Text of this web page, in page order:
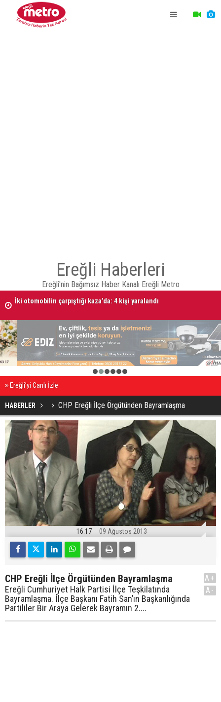
Ereğli Haberleri
Ereğli'nin Bağımsız Haber Kanalı Ereğli Metro
İki otomobilin çarpıştığı kaza’da: 4 kişi yaralandı
Taşlı bıçaklı kavga: 4 yaralı
2 3 4 5 6
Ereğli’yi Canlı İzle
HABERLER CHP Ereğli İlçe Örgütünden Bayramlaşma
16:17 09 Ağustos 2013
CHP Ereğli İlçe Örgütünden Bayramlaşma
Ereğli Cumhuriyet Halk Partisi İlçe Teşkilatında
Bayramlaşma. İlçe Başkanı Fatih San’ın Başkanlığında
Partililer Bir Araya Gelerek Bayramın 2....
A+
A-